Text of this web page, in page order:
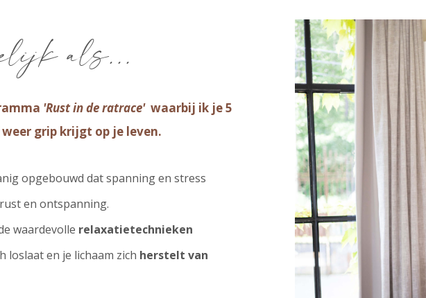
als...
'Rust in de ratrace' waarbij ik je 5
grip krijgt op je leven.
opgebouwd dat spanning en stress
en ontspanning.
waardevolle relaxatietechnieken
loslaat en je lichaam zich herstelt van